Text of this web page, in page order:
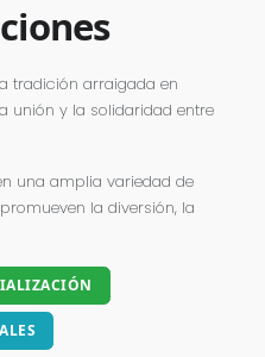
tradición arraigada en
unión y la solidaridad entre
una amplia variedad de
la diversión, la